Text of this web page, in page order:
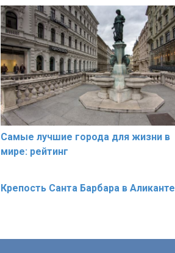
Самые лучшие города для жизни в
мире: рейтинг
Крепость Санта Барбара в Аликанте